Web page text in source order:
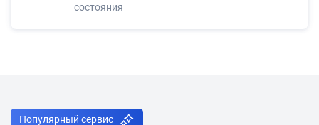
состояния
Популярный сервис